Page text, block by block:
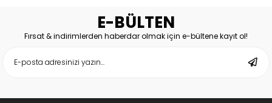
E-BÜLTEN
Fırsat & indirimlerden haberdar olmak için e-bültene kayıt ol!